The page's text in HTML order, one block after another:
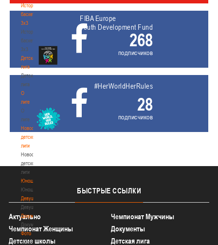
История
баскетбола
3х3
История
баскетбола
3х3
Детская
лига
Детская
лига
О
лиге
О
лиге
Новости
детской
лиги
Новости
детской
лиги
Юноши
Юноши
Девушки
Девушки
Документы
Документы
Фото
Фото
FIBA Europe
Youth Development Fund
268
подписчиков
#HerWorldHerRules
28
подписчиков
БЫСТРЫЕ ССЫЛКИ
Актуально
Чемпионат Мужчины
Чемпионат Женщины
Документы
Детские школы
Детская лига